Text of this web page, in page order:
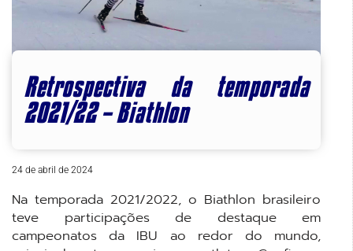
Retrospectiva da temporada
2021/22 – Biathlon
24 de abril de 2024
Na temporada 2021/2022, o Biathlon brasileiro
teve participações de destaque em
campeonatos da IBU ao redor do mundo,